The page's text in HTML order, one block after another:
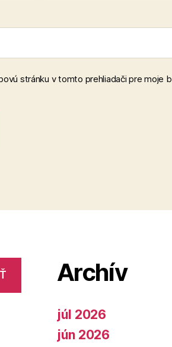
stránku v tomto prehliadači pre moje
Archív
júl 2026
jún 2026